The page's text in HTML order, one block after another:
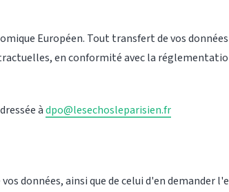
Européen. Tout transfert de vos
en conformité avec la
àdpo@lesechosleparisien.fr
données, ainsi que de celui d'en demander